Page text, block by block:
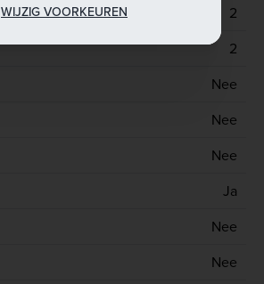
2
2
Nee
Nee
Nee
Ja
Nee
Nee
WIJZIG VOORKEUREN